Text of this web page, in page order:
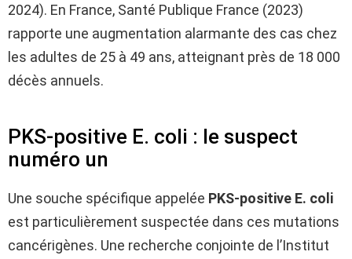
2024). En France, Santé Publique France (2023)
rapporte une augmentation alarmante des cas chez
les adultes de 25 à 49 ans, atteignant près de 18 000
décès annuels.
PKS-positive E. coli : le suspect
numéro un
Une souche spécifique appelée PKS-positive E. coli
est particulièrement suspectée dans ces mutations
cancérigènes. Une recherche conjointe de l’Institut